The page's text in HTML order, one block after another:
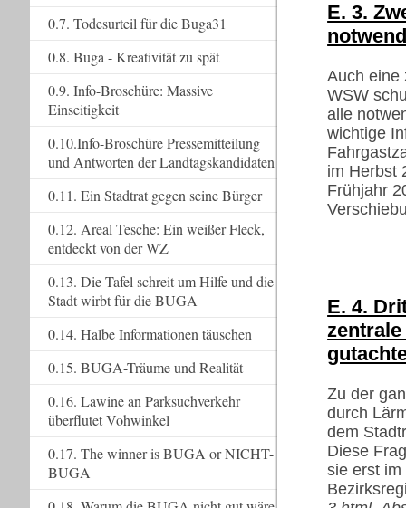
E. 3.
Auch eine
WSW
alle
wichtige
im Herbst
Frühjahr
E. 4.
Zu der
durch
dem
Diese
sie erst
0.7. Todesurteil für die Buga31
0.8. Buga - Kreativität zu spät
0.9. Info-Broschüre: Massive
Einseitigkeit
0.10.Info-Broschüre Pressemitteilung
und Antworten der Landtagskandidaten
0.11. Ein Stadtrat gegen seine Bürger
0.12. Areal Tesche: Ein weißer Fleck,
entdeckt von der WZ
0.13. Die Tafel schreit um Hilfe und die
Stadt wirbt für die BUGA
0.14. Halbe Informationen täuschen
0.15. BUGA-Träume und Realität
0.16. Lawine an Parksuchverkehr
überflutet Vohwinkel
0.17. The winner is BUGA or NICHT-
BUGA